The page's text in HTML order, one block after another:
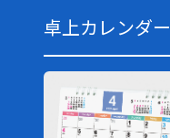
卓上カレンダー